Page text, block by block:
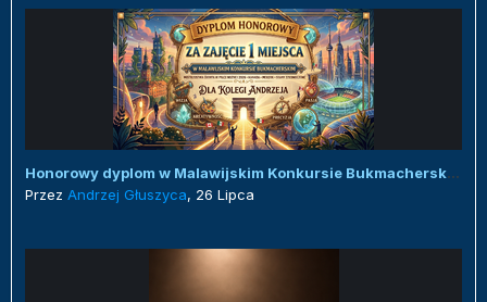
Honorowy dyplom w Malawijskim Konkursie Bukmacherskim :)
Przez Andrzej Głuszyca, 26 Lipca